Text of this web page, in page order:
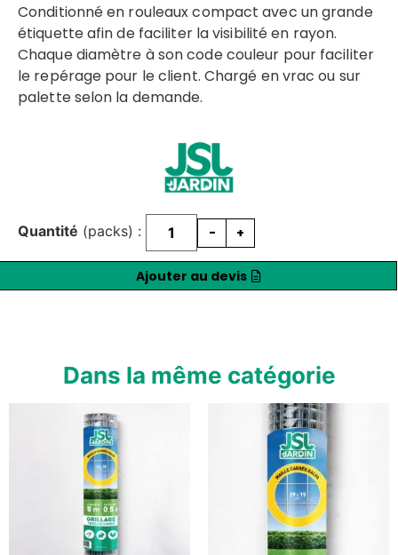
Conditionné en rouleaux compact avec un grande
étiquette afin de faciliter la visibilité en rayon.
Chaque diamètre à son code couleur pour faciliter
le repérage pour le client. Chargé en vrac ou sur
palette selon la demande.
Quantité (packs) : - +
Ajouter au devis
Dans la même catégorie